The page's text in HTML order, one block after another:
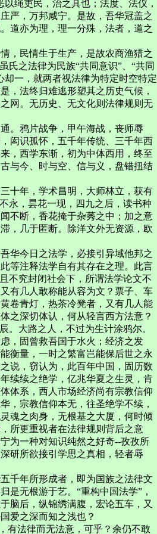
绳吏民，治之具也；法度、法仪，
严，万邦咸宁。是故，吾华冠盖之
道亦为理，理一分殊，法者，道之
，民情生于生产，是故农商渔猎之
氏之法律为民族“共同意识”、“共同
一，就两者视法律为特定时空特定
，法终归难逃形塑其之历史气候，
网。无历史、无文化则法律规则无
。鸦片战争，甲午海战，丧师辱
闳识孤怀，五千年传统、三千年西
，西学东渐，初为中体西用，终至
与今、时与空、信与义，盘错扭结
十年，学术昌明，大师林立，获有
永，昙花一现，四九之后，读书种
不断，香花掩于杂莠之中；加之意
，几于匿断。除洋文外无资源，欧
华今日之法学，必接引异域他邦之
等注释法学自有其存在之理。此言
不究封闭社会下，所谓法学论文不
有几人敢称能从容为文？票子、车
卷青灯，热茶冷凳者，又有几人能
之深切体认，何从轻言西方法意？
。大路之人，不过为生计涂鸦尔。
，固曾救吾国于水火；经济之发
衡量，一时之繁富岂能保后世之永
说，窃认为，此百年中国，固历数
续续之绝学，亿兆华夏之生灵，肯
体系，西人市场经济尚有宗教信仰
，宗教信仰本无，往圣绝学不续，
魂之肉身，无根基之大厦，何时倾
所更重视者在法律规则背后之意
为一种对知识纯然之好奇--孜孜所
研所欲接引学思之真相，轻者辱
千年所形成者，即为国族之法律文
是无根游于艺。“重构中国法学”，
脑后，纵锦绣满腹，宏论五车，又
爱之深而知之浅也？
有法律而无法意，可乎？余仍不敢